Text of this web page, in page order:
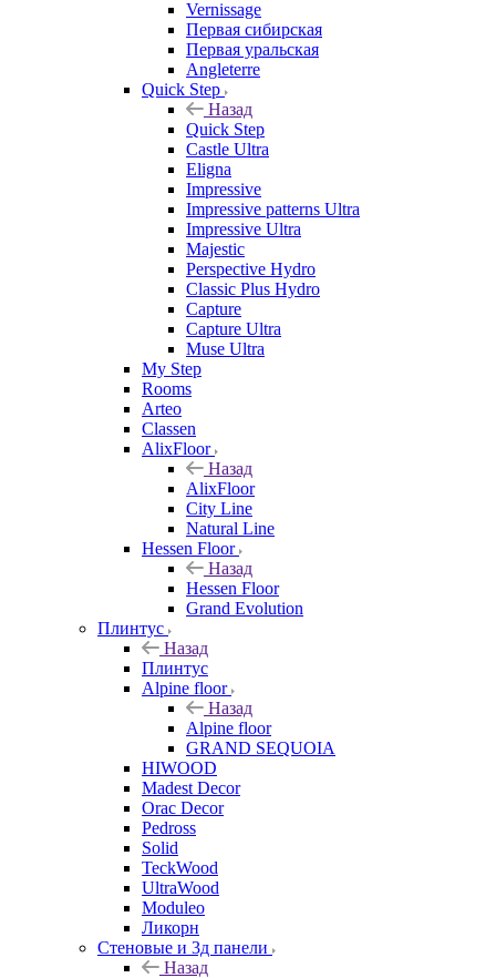
Vernissage
Первая сибирская
Первая уральская
Angleterre
Quick Step
Назад
Quick Step
Castle Ultra
Eligna
Impressive
Impressive patterns Ultra
Impressive Ultra
Majestic
Perspective Hydro
Classic Plus Hydro
Capture
Capture Ultra
Muse Ultra
My Step
Rooms
Arteo
Classen
AlixFloor
Назад
AlixFloor
City Line
Natural Line
Hessen Floor
Назад
Hessen Floor
Grand Evolution
Плинтус
Назад
Плинтус
Alpine floor
Назад
Alpine floor
GRAND SEQUOIA
HIWOOD
Madest Decor
Orac Decor
Pedross
Solid
TeckWood
UltraWood
Moduleo
Ликорн
Стеновые и 3д панели
Назад